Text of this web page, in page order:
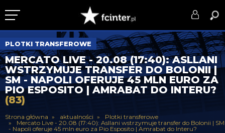
KLUB
DRUŻYNA
SERIE A
PUCHARY
DLA TIFOSICH
PLOTKI TRANSFEROWE
MERCATO LIVE - 20.08 (17:40): ASLLANI
WSTRZYMUJE TRANSFER DO BOLONII |
SM - NAPOLI OFERUJE 45 MLN EURO ZA
PIO ESPOSITO | AMRABAT DO INTERU?
(83)
Strona główna aktualności
Plotki transferowe
Mercato Live - 20.08 (17:40): Asllani wstrzymuje transfer do Bolonii | SM
- Napoli oferuje 45 mln euro za Pio Esposito | Amrabat do Interu?